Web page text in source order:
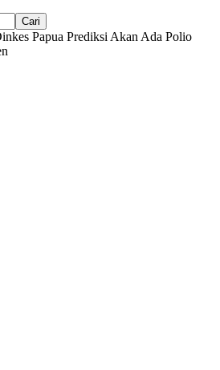
Papua Prediksi Akan Ada Polio